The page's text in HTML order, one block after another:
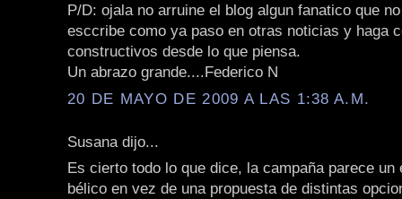
P/D: ojala no arruine el blog algun fanatico que
esccribe como ya paso en otras noticias y haga
constructivos desde lo que piensa.
Un abrazo grande....Federico N
20 DE MAYO DE 2009 A LAS 1:38 A.M.
Susana dijo...
Es cierto todo lo que dice, la campaña parece un
bélico en vez de una propuesta de distintas